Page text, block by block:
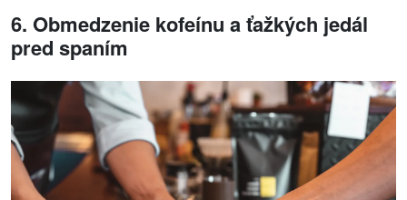
6. Obmedzenie kofeínu a ťažkých jedál
pred spaním